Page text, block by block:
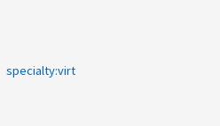
specialty:virt